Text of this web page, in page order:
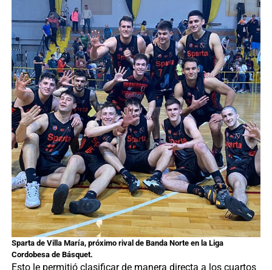
Sparta de Villa María, próximo rival de Banda Norte en la Liga
Cordobesa de Básquet.
Esto le permitió clasificar de manera directa a los cuartos